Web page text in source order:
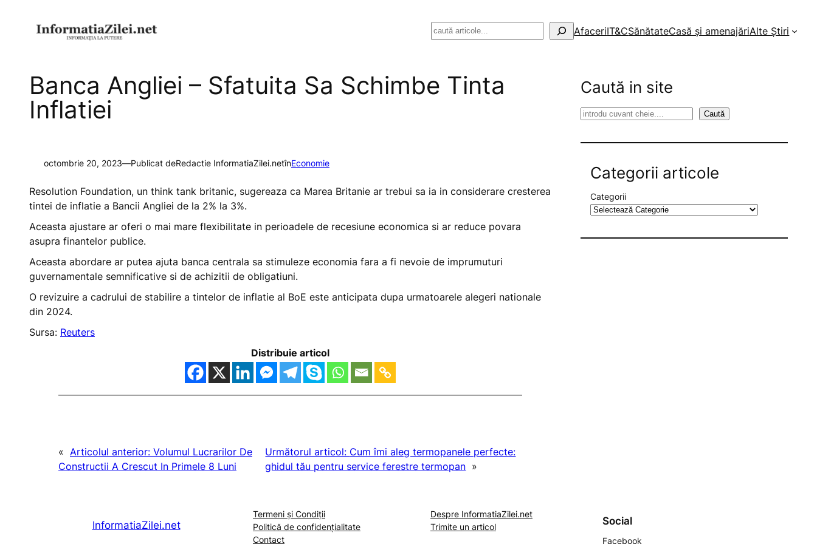
Search AfaceriIT&CSănătateCasă și amenajăriAlte Știri
Banca Angliei – Sfatuita Sa Schimbe Tinta
Inflatiei
octombrie 20, 2023—Publicat deRedactie InformatiaZilei.netînEconomie
Resolution Foundation, un think tank britanic, sugereaza ca Marea Britanie ar trebui sa ia in considerare cresterea
tintei de inflatie a Bancii Angliei de la 2% la 3%.
Aceasta ajustare ar oferi o mai mare flexibilitate in perioadele de recesiune economica si ar reduce povara
asupra finantelor publice.
Aceasta abordare ar putea ajuta banca centrala sa stimuleze economia fara a fi nevoie de imprumuturi
guvernamentale semnificative si de achizitii de obligatiuni.
O revizuire a cadrului de stabilire a tintelor de inflatie al BoE este anticipata dupa urmatoarele alegeri nationale
din 2024.
Sursa: Reuters
Distribuie articol
« Articolul anterior: Volumul Lucrarilor De
Constructii A Crescut In Primele 8 Luni
Următorul articol: Cum îmi aleg termopanele perfecte:
ghidul tău pentru service ferestre termopan »
Caută in site
S
a
Caută
Categorii articole
Categorii
InformatiaZilei.net
Termeni și Condiții
Politică de confidențialitate
Contact
Despre InformatiaZilei.net
Trimite un articol
Social
Facebook